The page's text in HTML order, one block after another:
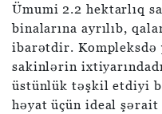
Ümumi 2.2 hektarlıq
binalarına ayrılıb,
ibarətdir. Kompleksdə
sakinlərin
üstünlük təşkil etdiyi
həyat üçün ideal şərait